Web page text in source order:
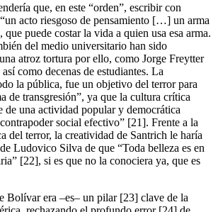
que, en este “orden”, escribir con
acto riesgoso de pensamiento […] un arma
puede costar la vida a quien usa esa arma.
del medio universitario han sido
atroz tortura por ello, como Jorge Freytter
como decenas de estudiantes. La
la pública, fue un objetivo del terror para
de transgresión”, ya que la cultura crítica
de una actividad popular y democrática
social efectivo” [21]. Frente a la
del terror, la creatividad de Santrich le haría
Ludovico Silva de que “Toda belleza es en
[22], si es que no la conociera ya, que es
Bolívar era –es– un pilar [23] clave de la